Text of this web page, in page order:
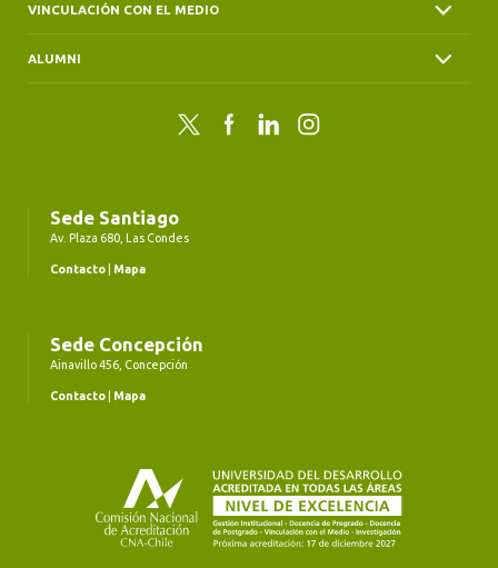
VINCULACIÓN CON EL MEDIO
ALUMNI
Twitter FacebookLinkedInInstagram
Sede Santiago
Av. Plaza 680, Las Condes
Contacto Mapa
Sede Concepción
Ainavillo 456, Concepción
Contacto Mapa